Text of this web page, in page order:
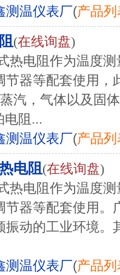
测温仪表厂(产品
(在线询盘)
热电阻作为温度
节器等配套使用
汽，气体以及固
电阻...
测温仪表厂(产品
电阻 (在线询盘)
热电阻作为温度
节器等配套使用。
振动的工业环境。
测温仪表厂(产品